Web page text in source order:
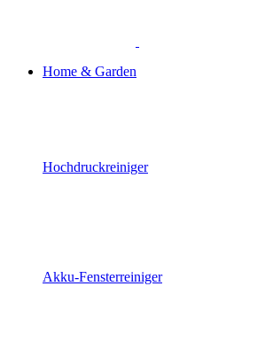
Home & Garden
Hochdruckreiniger
Akku-Fensterreiniger